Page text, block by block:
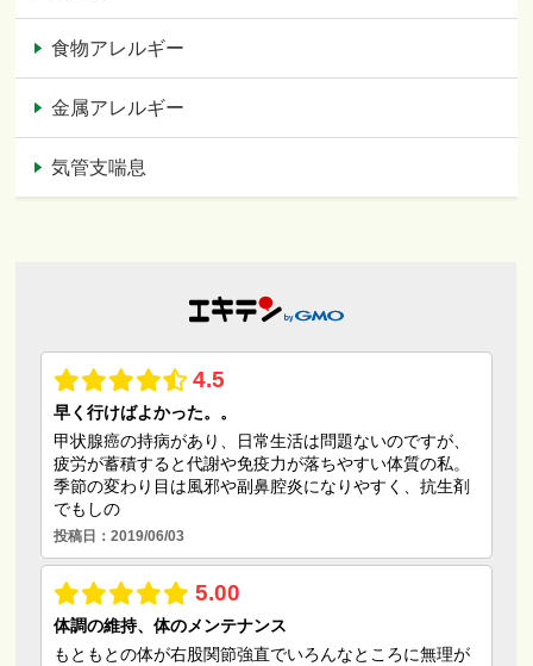
食物アレルギー
金属アレルギー
気管支喘息